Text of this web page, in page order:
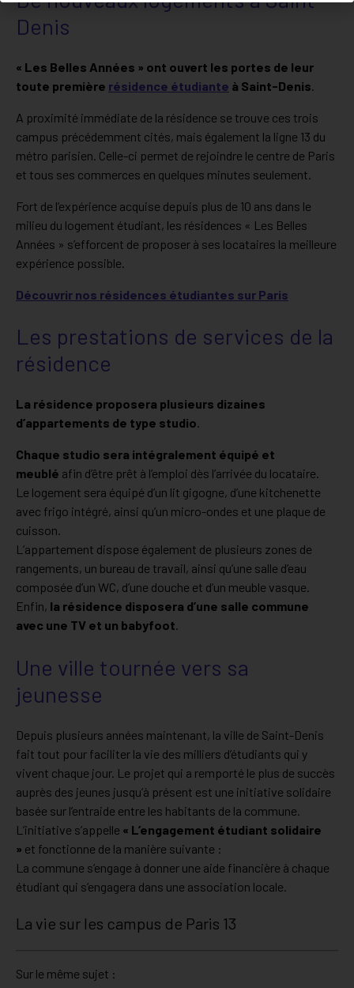
Denis
« Les Belles Années » ont ouvert les portes de leur
toute première résidence étudiante à Saint-Denis.
A proximité immédiate de la résidence se trouve ces trois
campus précédemment cités, mais également la ligne 13 du
métro parisien. Celle-ci permet de rejoindre le centre de Paris
et tous ses commerces en quelques minutes seulement.
Fort de l’expérience acquise depuis plus de 10 ans dans le
milieu du logement étudiant, les résidences « Les Belles
Années » s’efforcent de proposer à ses locataires la meilleure
expérience possible.
Découvrir nos résidences étudiantes sur Paris
Les prestations de services de la
résidence
La résidence proposera plusieurs dizaines
d’appartements de type studio.
Chaque studio sera intégralement équipé et
meublé afin d’être prêt à l’emploi dès l’arrivée du locataire.
Le logement sera équipé d’un lit gigogne, d’une kitchenette
avec frigo intégré, ainsi qu’un micro-ondes et une plaque de
cuisson.
L’appartement dispose également de plusieurs zones de
rangements, un bureau de travail, ainsi qu’une salle d’eau
composée d’un WC, d’une douche et d’un meuble vasque.
Enfin, la résidence disposera d’une salle commune
avec une TV et un babyfoot.
Une ville tournée vers sa
jeunesse
Depuis plusieurs années maintenant, la ville de Saint-Denis
fait tout pour faciliter la vie des milliers d’étudiants qui y
vivent chaque jour. Le projet qui a remporté le plus de succès
auprès des jeunes jusqu’à présent est une initiative solidaire
basée sur l’entraide entre les habitants de la commune.
L’initiative s’appelle « L’engagement étudiant solidaire
» et fonctionne de la manière suivante :
La commune s’engage à donner une aide financière à chaque
étudiant qui s’engagera dans une association locale.
La vie sur les campus de Paris 13
Sur le même sujet :